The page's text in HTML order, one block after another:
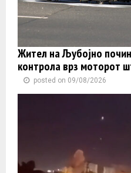
Жител на Љубојно
контролa врз моторот
posted on 09/08/2026